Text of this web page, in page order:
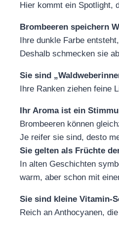
Hier kommt ein Spotlight,
Brombeeren speichern
Ihre dunkle Farbe
Deshalb schmecken sie
Sie sind
Ihre Ranken ziehen feine
Ihr Aroma ist ein
Brombeeren können
Je reifer sie sind, desto
Sie gelten als Früchte
In alten Geschichten
warm, aber schon mit
Sie sind kleine
Reich an Anthocyanen,